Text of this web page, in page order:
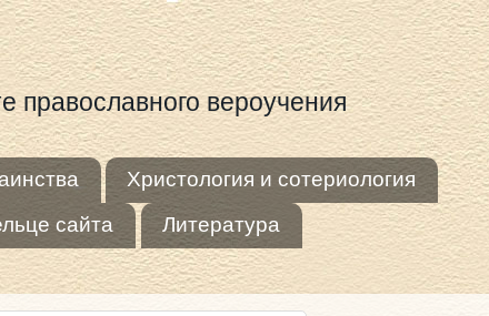
православного вероучения
Христология и сотериология
сайта
Литература